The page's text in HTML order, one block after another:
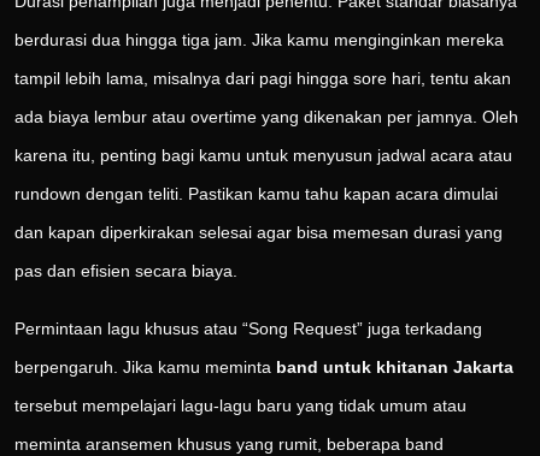
berdurasi dua hingga tiga jam. Jika kamu menginginkan mereka
tampil lebih lama, misalnya dari pagi hingga sore hari, tentu akan
ada biaya lembur atau overtime yang dikenakan per jamnya. Oleh
karena itu, penting bagi kamu untuk menyusun jadwal acara atau
rundown dengan teliti. Pastikan kamu tahu kapan acara dimulai
dan kapan diperkirakan selesai agar bisa memesan durasi yang
pas dan efisien secara biaya.
Permintaan lagu khusus atau “Song Request” juga terkadang
berpengaruh. Jika kamu meminta band untuk khitanan Jakarta
tersebut mempelajari lagu-lagu baru yang tidak umum atau
meminta aransemen khusus yang rumit, beberapa band